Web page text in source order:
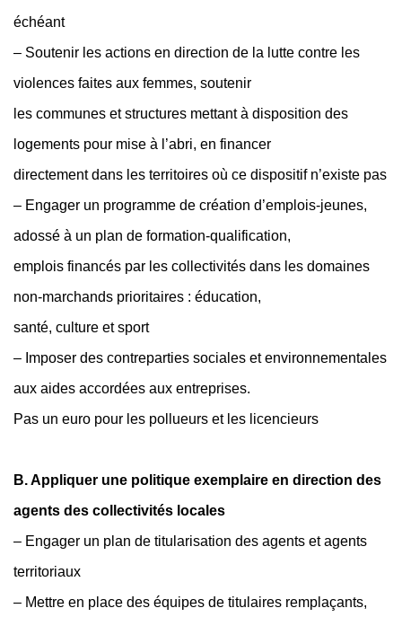
échéant
– Soutenir les actions en direction de la lutte contre les
violences faites aux femmes, soutenir
les communes et structures mettant à disposition des
logements pour mise à l’abri, en financer
directement dans les territoires où ce dispositif n’existe pas
– Engager un programme de création d’emplois-jeunes,
adossé à un plan de formation-qualification,
emplois financés par les collectivités dans les domaines
non-marchands prioritaires : éducation,
santé, culture et sport
– Imposer des contreparties sociales et environnementales
aux aides accordées aux entreprises.
Pas un euro pour les pollueurs et les licencieurs
B. Appliquer une politique exemplaire en direction des
agents des collectivités locales
– Engager un plan de titularisation des agents et agents
territoriaux
– Mettre en place des équipes de titulaires remplaçants,